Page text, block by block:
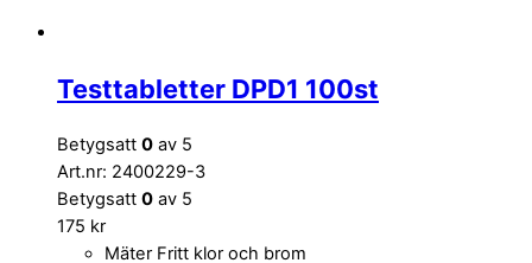
Testtabletter DPD1 100st
Betygsatt 0 av 5
Art.nr: 2400229-3
Betygsatt 0 av 5
175 kr
Mäter Fritt klor och brom